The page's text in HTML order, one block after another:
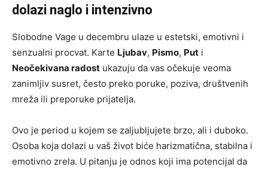
dolazi naglo i intenzivno
Slobodne Vage u decembru ulaze u estetski, emotivni i
senzualni procvat. Karte Ljubav, Pismo, Put i
Neočekivana radost ukazuju da vas očekuje veoma
zanimljiv susret, često preko poruke, poziva, društvenih
mreža ili preporuke prijatelja.
Ovo je period u kojem se zaljubljujete brzo, ali i duboko.
Osoba koja dolazi u vaš život biće harizmatična, stabilna i
emotivno zrela. U pitanju je odnos koji ima potencijal da